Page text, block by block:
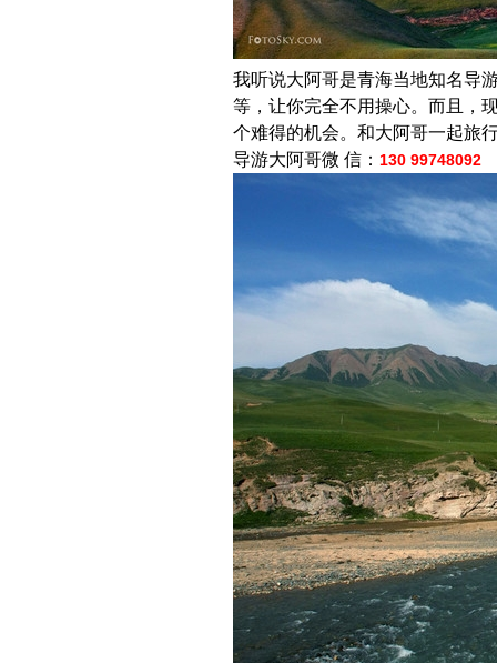
我听说大阿哥是青海当地知名导
等，让你完全不用操心。而且，
个难得的机会。和大阿哥一起旅
导游大阿哥微 信： 130 99748092